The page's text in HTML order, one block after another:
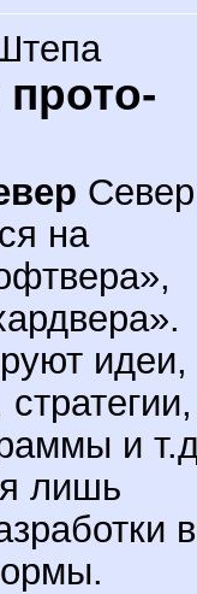
Север
на
идеи,
и
лишь
в